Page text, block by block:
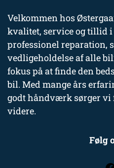
Velkommen hos
kvalitet, service og tillid
professionel reparation,
vedligeholdelse af alle
fokus på at finde den
bil. Med mange års
godt håndværk sørger vi
videre.
Følg